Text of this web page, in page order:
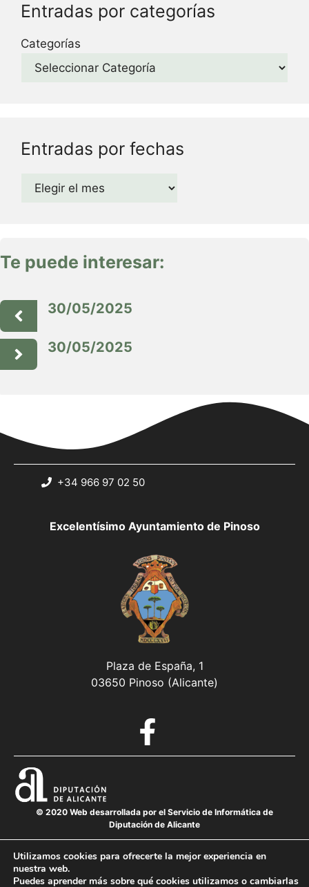
Entradas por categorías
Categorías
Entradas por fechas
Archivos
Te puede interesar:
30/05/2025
30/05/2025
+34 966 97 02 50
Excelentísimo Ayuntamiento de Pinoso
Plaza de España, 1
03650 Pinoso (Alicante)
© 2020 Web desarrollada por el Servicio de Informática de
Diputación de Alicante
Utilizamos cookies para ofrecerte la mejor experiencia en
nuestra web.
Puedes aprender más sobre qué cookies utilizamos o cambiarlas